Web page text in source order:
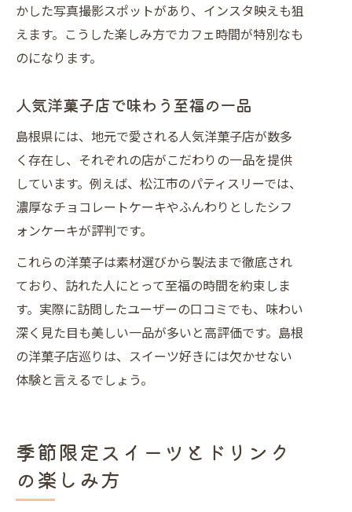
かした写真撮影スポットがあり、インスタ映えも狙
えます。こうした楽しみ方でカフェ時間が特別なも
のになります。
人気洋菓子店で味わう至福の一品
島根県には、地元で愛される人気洋菓子店が数多
く存在し、それぞれの店がこだわりの一品を提供
しています。例えば、松江市のパティスリーでは、
濃厚なチョコレートケーキやふんわりとしたシフ
ォンケーキが評判です。
これらの洋菓子は素材選びから製法まで徹底され
ており、訪れた人にとって至福の時間を約束しま
す。実際に訪問したユーザーの口コミでも、味わい
深く見た目も美しい一品が多いと高評価です。島根
の洋菓子店巡りは、スイーツ好きには欠かせない
体験と言えるでしょう。
季節限定スイーツとドリンク
の楽しみ方